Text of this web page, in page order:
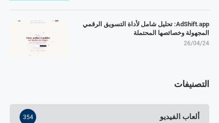
AdShift.app: تحليل شامل لأداة التسويق الرقمي
المجهولة وخصائصها المحتملة
26/04/24
التصنيفات
ألعاب الفيديو 354